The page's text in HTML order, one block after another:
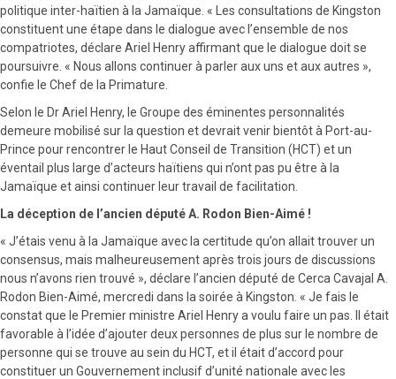
politique inter-haïtien à la Jamaïque. « Les consultations de Kingston
constituent une étape dans le dialogue avec l’ensemble de nos
compatriotes, déclare Ariel Henry affirmant que le dialogue doit se
poursuivre. « Nous allons continuer à parler aux uns et aux autres »,
confie le Chef de la Primature.
Selon le Dr Ariel Henry, le Groupe des éminentes personnalités
demeure mobilisé sur la question et devrait venir bientôt à Port-au-
Prince pour rencontrer le Haut Conseil de Transition (HCT) et un
éventail plus large d’acteurs haïtiens qui n’ont pas pu être à la
Jamaïque et ainsi continuer leur travail de facilitation.
La déception de l’ancien député A. Rodon Bien-Aimé !
« J’étais venu à la Jamaïque avec la certitude qu’on allait trouver un
consensus, mais malheureusement après trois jours de discussions
nous n’avons rien trouvé », déclare l’ancien député de Cerca Cavajal A.
Rodon Bien-Aimé, mercredi dans la soirée à Kingston. « Je fais le
constat que le Premier ministre Ariel Henry a voulu faire un pas. Il était
favorable à l’idée d’ajouter deux personnes de plus sur le nombre de
personne qui se trouve au sein du HCT, et il était d’accord pour
constituer un Gouvernement inclusif d’unité nationale avec les